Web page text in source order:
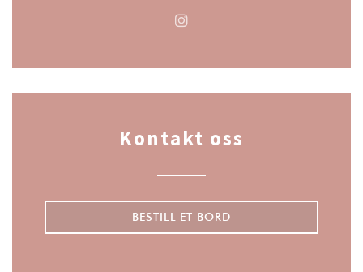
Instagram ((åpner i et nytt
Kontakt oss
BESTILL ET BORD